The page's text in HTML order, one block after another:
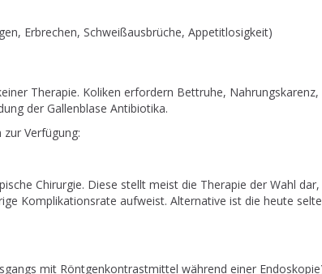
Erbrechen, Schweißausbrüche, Appetitlosigkeit)
Therapie. Koliken erfordern Bettruhe, Nahrungskarenz,
der Gallenblase Antibiotika.
Verfügung:
Chirurgie. Diese stellt meist die Therapie der Wahl dar,
Komplikationsrate aufweist. Alternative ist die heute
mit Röntgenkontrastmittel während einer